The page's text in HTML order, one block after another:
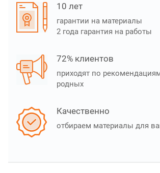
10 лет
гарантии на материалы
2 года гарантия на работы
72% клиентов
приходят по
родных
Качественно
отбираем материалы для